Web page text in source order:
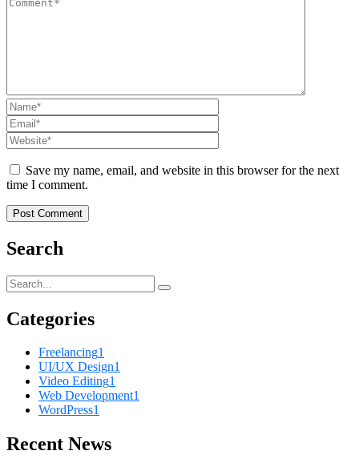
Save my name, email, and website in this browser for the next
time I comment.
Search
Categories
Freelancing1
UI/UX Design1
Video Editing1
Web Development1
WordPress1
Recent News